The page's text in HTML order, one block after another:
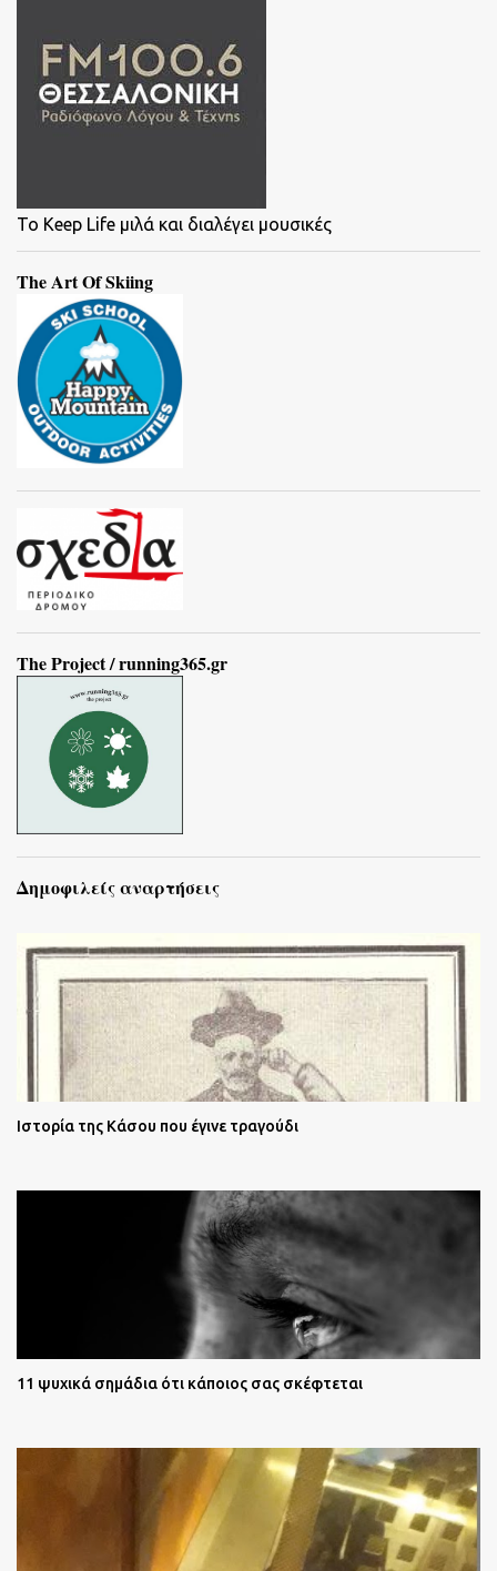
To Keep Life μιλά και διαλέγει μουσικές
The Art Of Skiing
The Project / running365.gr
Δημοφιλείς αναρτήσεις
Ιστορία της Κάσου που έγινε τραγούδι
11 ψυχικά σημάδια ότι κάποιος σας σκέφτεται